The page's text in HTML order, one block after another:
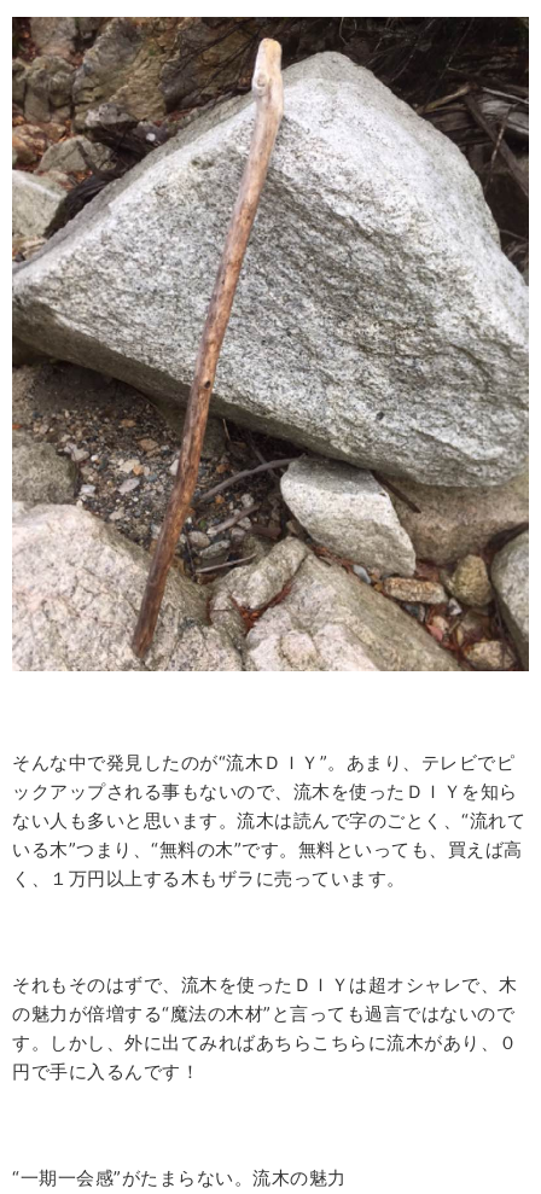
そんな中で発見したのが“流木ＤＩＹ”。あまり、テレビでピ
ックアップされる事もないので、流木を使ったＤＩＹを知ら
ない人も多いと思います。流木は読んで字のごとく、“流れて
いる木”つまり、“無料の木”です。無料といっても、買えば高
く、１万円以上する木もザラに売っています。
それもそのはずで、流木を使ったＤＩＹは超オシャレで、木
の魅力が倍増する“魔法の木材”と言っても過言ではないので
す。しかし、外に出てみればあちらこちらに流木があり、０
円で手に入るんです！
“一期一会感”がたまらない。流木の魅力